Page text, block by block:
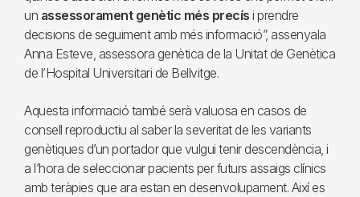
un assessorament genètic més precís i prendre
decisions de seguiment amb més informació”, assenyala
Anna Esteve, assessora genètica de la Unitat de Genètica
de l’Hospital Universitari de Bellvitge.
Aquesta informació també serà valuosa en casos de
consell reproductiu al saber la severitat de les variants
genètiques d’un portador que vulgui tenir descendència, i
a l’hora de seleccionar pacients per futurs assaigs clínics
amb teràpies que ara estan en desenvolupament. Així es